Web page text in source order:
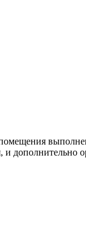
дополнительно